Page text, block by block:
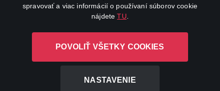
spravovať a viac informácií o používaní súborov cookie
nájdeteTU
POVOLIŤ VŠETKY COOKIES
NASTAVENIE
Canal+ Luxembourg S. à r.l. so sídlom Rue Albert Borschette 4,